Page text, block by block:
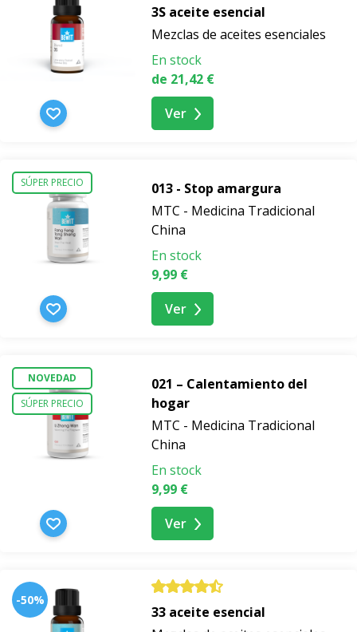
3S aceite esencial
Mezclas de aceites esenciales
En stock
de 21,42 €
Ver
SÚPER PRECIO
013 - Stop amargura
MTC - Medicina Tradicional
China
En stock
9,99 €
Ver
NOVEDAD
SÚPER PRECIO
021 – Calentamiento del
hogar
MTC - Medicina Tradicional
China
En stock
9,99 €
Ver
-50%
33 aceite esencial